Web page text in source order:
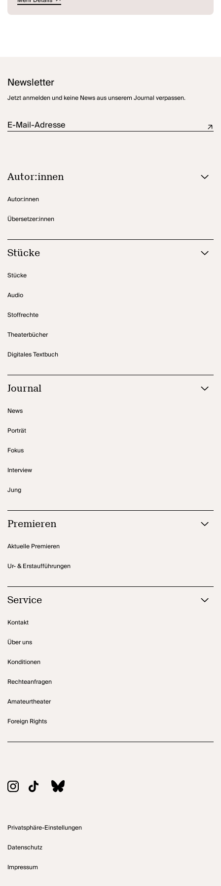
Newsletter
Jetzt anmelden und keine News aus unserem Journal verpassen.
E-Mail-Adresse
Autor:innen
Autor:innen
Übersetzer:innen
Stücke
Stücke
Audio
Stoffrechte
Theaterbücher
Digitales Textbuch
Journal
News
Porträt
Fokus
Interview
Jung
Premieren
Aktuelle Premieren
Ur- & Erstaufführungen
Service
Kontakt
Über uns
Konditionen
Rechteanfragen
Amateurtheater
Foreign Rights
Privatsphäre-Einstellungen
Datenschutz
Impressum